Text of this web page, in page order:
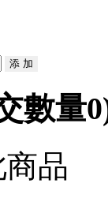
數量0
品